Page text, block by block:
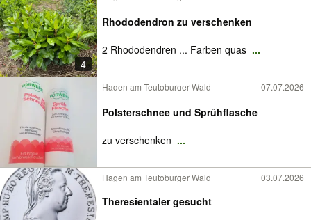
4
Rhododendron zu verschenken
2 Rhododendren ... Farben quas ...
Hagen am Teutoburger Wald 07.07.2026
Polsterschnee und Sprühflasche
zu verschenken ...
Hagen am Teutoburger Wald 03.07.2026
Theresientaler gesucht